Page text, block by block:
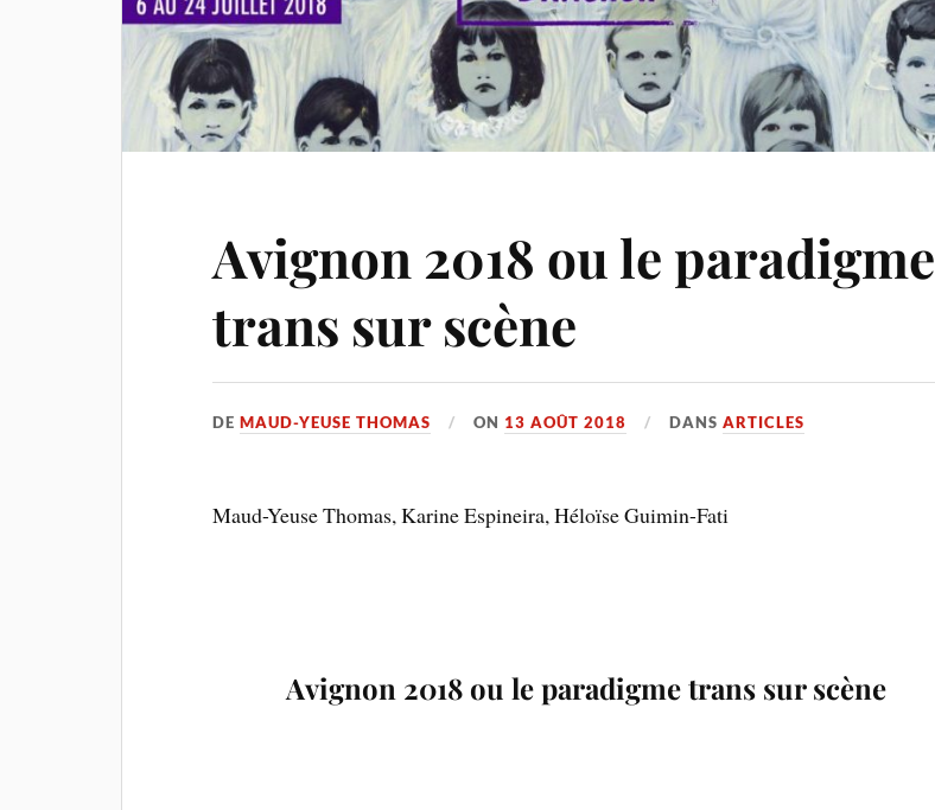
Avignon 2018 ou le paradigme
trans sur scène
DEMAUD-YEUSE THOMAS ON 13 AOÛT 2018 DANSARTICLES
Maud-Yeuse Thomas, Karine Espineira, Héloïse Guimin-Fati
Avignon 2018 ou le paradigme trans sur scène